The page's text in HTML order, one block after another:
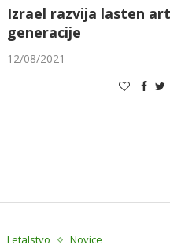
Izrael razvija lasten
generacije
12/08/2021
Letalstvo Novice